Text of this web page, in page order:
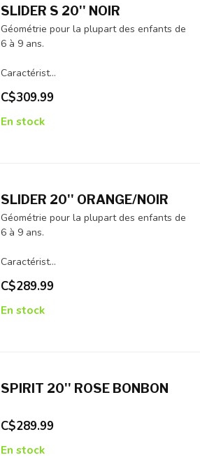
SLIDER S 20'' NOIR
Géométrie pour la plupart des enfants de
6 à 9 ans.
Caractérist...
C$309.99
En stock
SLIDER 20'' ORANGE/NOIR
Géométrie pour la plupart des enfants de
6 à 9 ans.
Caractérist...
C$289.99
En stock
SPIRIT 20'' ROSE BONBON
C$289.99
En stock